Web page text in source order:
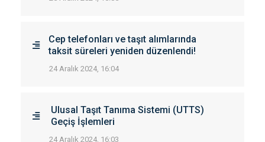
Cep telefonları ve taşıt alımlarında
taksit süreleri yeniden düzenlendi!
24 Aralık 2024, 16:04
Ulusal Taşıt Tanıma Sistemi (UTTS)
Geçiş İşlemleri
24 Aralık 2024, 16:03